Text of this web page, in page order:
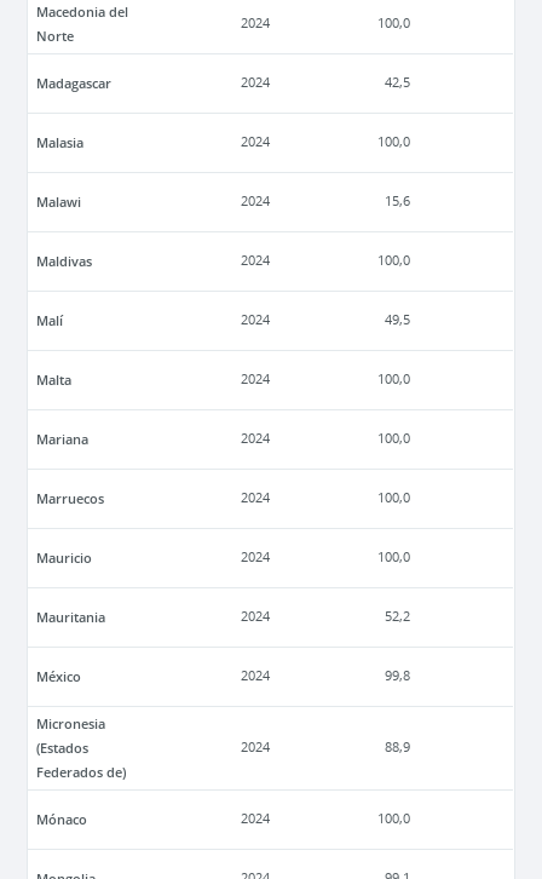
Macedonia del
Norte
2024 100,0
Madagascar 2024 42,5
Malasia 2024 100,0
Malawi 2024 15,6
Maldivas 2024 100,0
Malí 2024 49,5
Malta 2024 100,0
Mariana 2024 100,0
Marruecos 2024 100,0
Mauricio 2024 100,0
Mauritania 2024 52,2
México 2024 99,8
Micronesia
(Estados
Federados de)
2024 88,9
Mónaco 2024 100,0